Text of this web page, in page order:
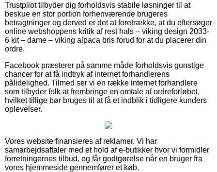
Trustpilot tilbyder dig forholdsvis stabile løsninger til at
beskue en stor portion forhenværende brugeres
betragtninger og derved er det at foretrække, at du eftersøger
online webshoppens kritik af rest hals – viking design 2033-
6 kit – dame – viking alpaca bris forud for at du placerer din
ordre.
Facebook præsterer på samme måde forholdsvis gunstige
chancer for at få indtryk af internet forhandlerens
pålidelighed. Tilmed ser vi en række internet forhandlere
som tilbyder folk at frembringe en omtale af ordreforløbet,
hvilket tillige bør bruges til at få et indblik i tidligere kunders
oplevelser.
Vores website finansieres af reklamer. Vi har
samarbejdsaftaler med et hold af e-butikker hvor vi formidler
forretningernes tilbud, og får godtgørelse når en bruger fra
vores hjemmeside gennemfører et køb.